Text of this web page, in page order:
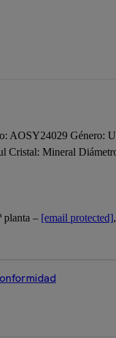
AOSY24029 Género:
Mineral
planta – [email protected]